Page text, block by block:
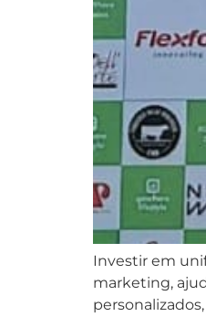
Investir em
marketing,